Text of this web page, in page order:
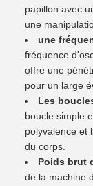
papillon avec
une
une
fréquence
offre une
pour un large
Les
boucle simple
polyvalence et
du corps.
Poids brut
de la machine